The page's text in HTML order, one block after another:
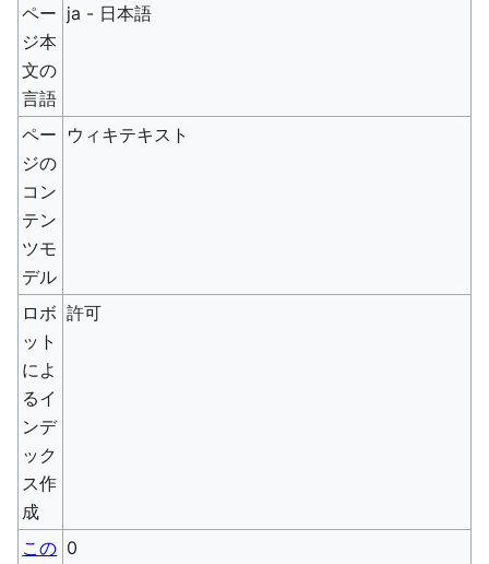
ペー
ジ本
文の
言語
ja - 日本語
ペー
ジの
コン
テン
ツモ
デル
ウィキテキスト
ロボ
ット
によ
るイ
ンデ
ック
ス作
成
許可
この 0